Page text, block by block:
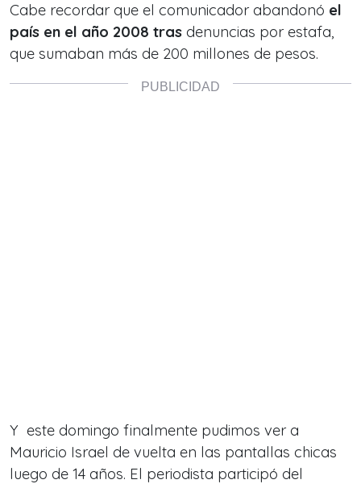
Cabe recordar que el comunicador abandonó el
país en el año 2008 tras denuncias por estafa,
que sumaban más de 200 millones de pesos.
Y este domingo finalmente pudimos ver a
Mauricio Israel de vuelta en las pantallas chicas
luego de 14 años. El periodista participó del